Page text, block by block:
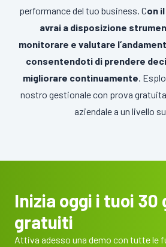
performance del tuo business. Con
avrai a disposizione
monitorare e valutare
consentendoti di prendere
migliorare continuamente .
nostro gestionale con prova
aziendale a un livello
Inizia oggi i tuoi 30
gratuiti
Attiva adesso una demo con tutte le